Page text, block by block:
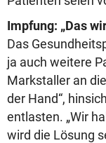
Impfung: „Das
Das
ja auch weitere
Markstaller an
der Hand“,
entlasten. „Wir
wird die Lösung